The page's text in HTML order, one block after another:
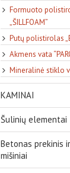
Formuoto
„ŠILLFOAM”
Putų polistirolas
Akmens vata
Mineralinė stiklo
KAMINAI
Šulinių elementai
Betonas prekinis
mišiniai